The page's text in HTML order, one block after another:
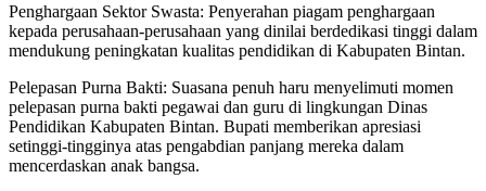
Penghargaan Sektor Swasta: Penyerahan piagam penghargaan
kepada perusahaan-perusahaan yang dinilai berdedikasi tinggi dalam
mendukung peningkatan kualitas pendidikan di Kabupaten Bintan.
Pelepasan Purna Bakti: Suasana penuh haru menyelimuti momen
pelepasan purna bakti pegawai dan guru di lingkungan Dinas
Pendidikan Kabupaten Bintan. Bupati memberikan apresiasi
setinggi-tingginya atas pengabdian panjang mereka dalam
mencerdaskan anak bangsa.